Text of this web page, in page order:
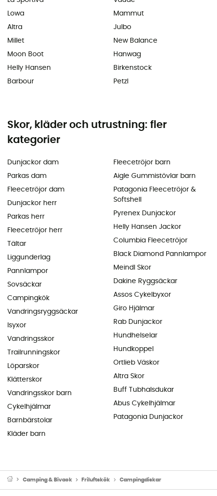
Lowa
Altra
Millet
Moon Boot
Helly Hansen
Barbour
Mammut
Julbo
New Balance
Hanwag
Birkenstock
Petzl
Skor, kläder och utrustning: fler
kategorier
Dunjackor dam
Parkas dam
Fleecetröjor dam
Dunjackor herr
Parkas herr
Fleecetröjor herr
Tältar
Liggunderlag
Pannlampor
Sovsäckar
Campingkök
Vandringsryggsäckar
Isyxor
Vandringsskor
Trailrunningskor
Löparskor
Klätterskor
Vandringsskor barn
Cykelhjälmar
Barnbärstolar
Kläder barn
Fleecetröjor barn
Aigle Gummistövlar barn
Patagonia Fleecetröjor &
Softshell
Pyrenex Dunjackor
Helly Hansen Jackor
Columbia Fleecetröjor
Black Diamond Pannlampor
Meindl Skor
Dakine Ryggsäckar
Assos Cykelbyxor
Giro Hjälmar
Rab Dunjackor
Hundhelselar
Hundkoppel
Ortlieb Väskor
Altra Skor
Buff Tubhalsdukar
Abus Cykelhjälmar
Patagonia Dunjackor
Camping & Bivack Friluftskök Campingdiskar